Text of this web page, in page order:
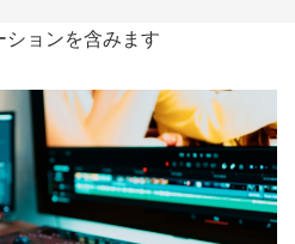
ョンを含みます